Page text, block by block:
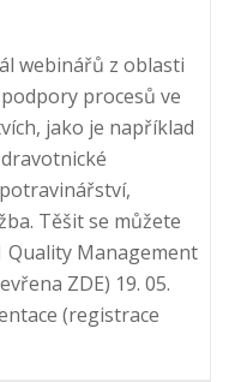
webinářů z oblasti
procesů ve
jako je například
Těšit se můžete
Quality Management
ZDE) 19. 05.
(registrace